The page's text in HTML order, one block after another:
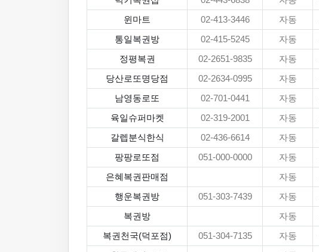
윈마트 02-413-3446 자동
통일복권방 02-415-5245 자동
정평복권 02-2651-9835 자동
당산로또명당점 02-2634-0995 자동
남영동로또 02-701-0441 자동
육일슈퍼마켓 02-319-2001 자동
갈렙분식한식 02-436-6614 자동
팡팡로또점 051-000-0000 자동
은혜복권판매점 자동
행운복권방 051-303-7439 자동
복권방 자동
복권천국(덕포점) 051-304-7135 자동